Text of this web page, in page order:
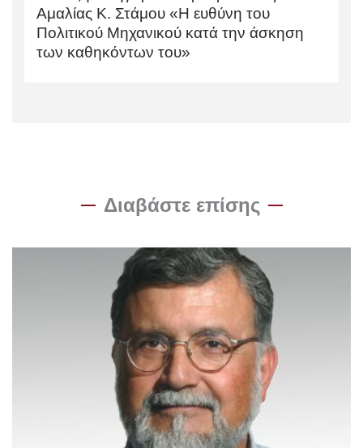
Αμαλίας Κ. Στάμου «Η ευθύνη του
Πολιτικού Μηχανικού κατά την άσκηση
των καθηκόντων του»
Διαβάστε επίσης